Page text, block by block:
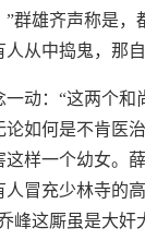
”群雄齐声称是，
从中捣鬼，那
一动：“这两个
论如何是不肯医
这样一个幼女。
人冒充少林寺的
峰这厮虽是大